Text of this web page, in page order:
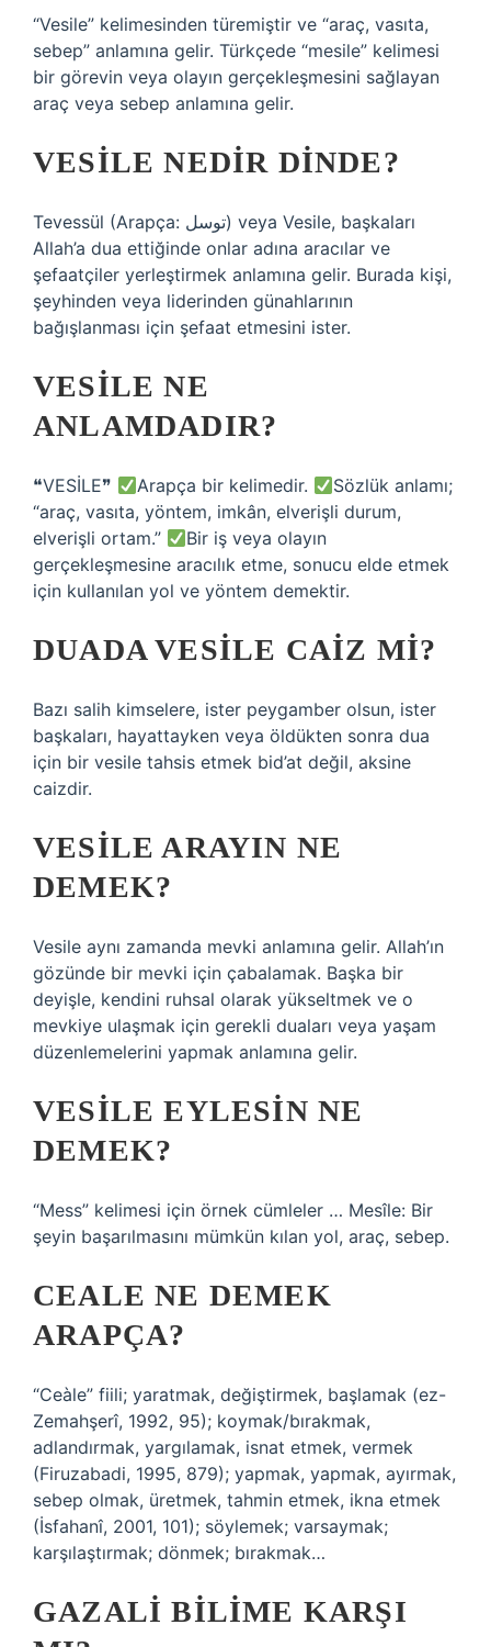
“Vesile” kelimesinden türemiştir ve “araç, vasıta,
sebep” anlamına gelir. Türkçede “mesile” kelimesi
bir görevin veya olayın gerçekleşmesini sağlayan
araç veya sebep anlamına gelir.
VESILE NEDIR DINDE?
Tevessül (Arapça: توسل) veya Vesile, başkaları
Allah’a dua ettiğinde onlar adına aracılar ve
şefaatçiler yerleştirmek anlamına gelir. Burada kişi,
şeyhinden veya liderinden günahlarının
bağışlanması için şefaat etmesini ister.
VESILE NE
ANLAMDADIR?
❝VESİLE❞ Arapça bir kelimedir.
Sözlük anlamı;
“araç, vasıta, yöntem, imkân, elverişli durum,
elverişli ortam.”
Bir iş veya olayın
gerçekleşmesine aracılık etme, sonucu elde etmek
için kullanılan yol ve yöntem demektir.
DUADA VESILE CAIZ MI?
Bazı salih kimselere, ister peygamber olsun, ister
başkaları, hayattayken veya öldükten sonra dua
için bir vesile tahsis etmek bid’at değil, aksine
caizdir.
VESILE ARAYIN NE
DEMEK?
Vesile aynı zamanda mevki anlamına gelir. Allah’ın
gözünde bir mevki için çabalamak. Başka bir
deyişle, kendini ruhsal olarak yükseltmek ve o
mevkiye ulaşmak için gerekli duaları veya yaşam
düzenlemelerini yapmak anlamına gelir.
VESILE EYLESIN NE
DEMEK?
“Mess” kelimesi için örnek cümleler … Mesîle: Bir
şeyin başarılmasını mümkün kılan yol, araç, sebep.
CEALE NE DEMEK
ARAPÇA?
“Ceàle” fiili; yaratmak, değiştirmek, başlamak (ez-
Zemahşerî, 1992, 95); koymak/bırakmak,
adlandırmak, yargılamak, isnat etmek, vermek
(Firuzabadi, 1995, 879); yapmak, yapmak, ayırmak,
sebep olmak, üretmek, tahmin etmek, ikna etmek
(İsfahanî, 2001, 101); söylemek; varsaymak;
karşılaştırmak; dönmek; bırakmak…
GAZALI BILIME KARŞI